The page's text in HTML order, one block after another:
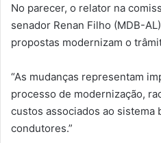
No parecer, o relator na
senador Renan Filho (MDB-
propostas modernizam o
“As mudanças representam
processo de modernização,
custos associados ao sistema
condutores.”